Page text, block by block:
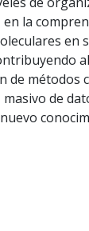
la
en
de métodos
de